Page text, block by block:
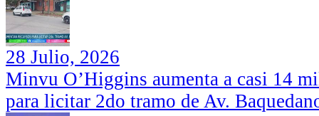
28 Julio, 2026
Minvu O’Higgins aumenta a casi 14
para licitar 2do tramo de Av.